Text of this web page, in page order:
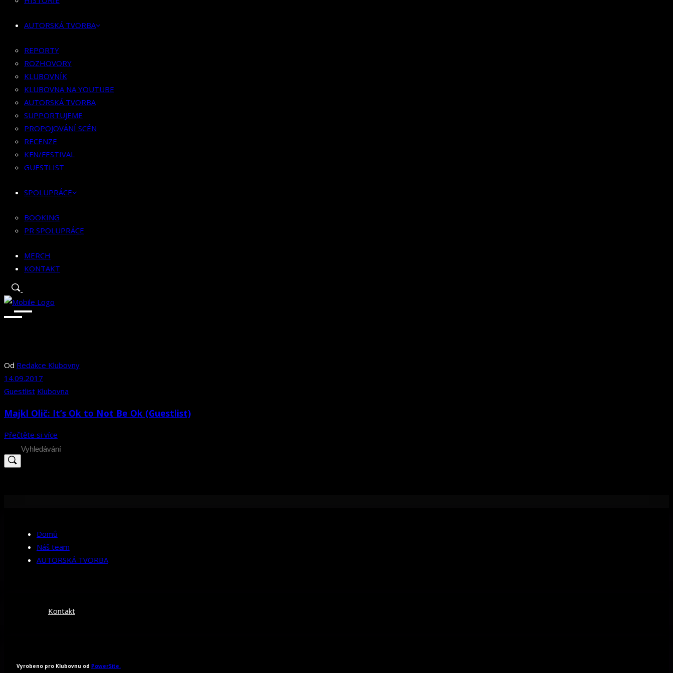
KLUBOVNA NA YOUTUBE
SUPPORTUJEME
PROPOJOVÁNÍ SCÉN
RECENZE
KFN/FESTIVAL
GUESTLIST
SPOLUPRÁCE
BOOKING
PR SPOLUPRÁCE
MERCH
AUTORSKÁ TVORBA
REPORTY
ROZHOVORY
KLUBOVNÍK
KLUBOVNA NA YOUTUBE
AUTORSKÁ TVORBA
SUPPORTUJEME
PROPOJOVÁNÍ SCÉN
RECENZE
KFN/FESTIVAL
GUESTLIST
SPOLUPRÁCE
BOOKING
PR SPOLUPRÁCE
MERCH
KONTAKT
Od Redakce Klubovny
14.09.2017
Guestlist Klubovna
Majkl Olič: It’s Ok to Not Be Ok (Guestlist)
Přečtěte si více
Search
for:
Domů
Náš team
AUTORSKÁ TVORBA
Kontakt
Vyrobeno pro Klubovnu od PowerSite.